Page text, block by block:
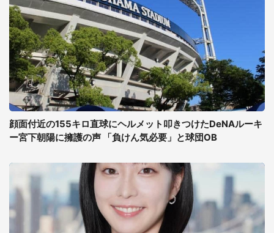
顔面付近の155キロ直球にヘルメット叩きつけたDeNAルーキ
ー宮下朝陽に擁護の声 「負けん気必要」と球団OB